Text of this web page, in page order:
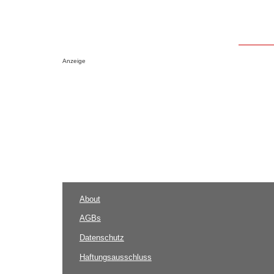
Anzeige
About
AGBs
Datenschutz
Haftungsausschluss